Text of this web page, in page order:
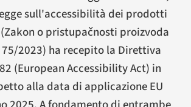
sull'accessibilità dei prodotti
Zakon o pristupačnosti proizvoda
75/2023) ha recepito la Direttiva
(European Accessibility Act) in
alla data di applicazione EU